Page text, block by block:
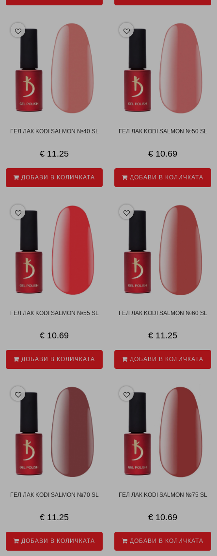
ГЕЛ ЛАК KODI SALMON №40 SL
€ 11.25
ДОБАВИ В КОЛИЧКАТА
ГЕЛ ЛАК KODI SALMON №50 SL
€ 10.69
ДОБАВИ В КОЛИЧКАТА
ГЕЛ ЛАК KODI SALMON №55 SL
€ 10.69
ДОБАВИ В КОЛИЧКАТА
ГЕЛ ЛАК KODI SALMON №60 SL
€ 11.25
ДОБАВИ В КОЛИЧКАТА
ГЕЛ ЛАК KODI SALMON №70 SL
€ 11.25
ДОБАВИ В КОЛИЧКАТА
ГЕЛ ЛАК KODI SALMON №75 SL
€ 10.69
ДОБАВИ В КОЛИЧКАТА